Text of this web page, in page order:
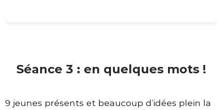
Séance 3 : en quelques mots !
9 jeunes présents et beaucoup d’idées plein la